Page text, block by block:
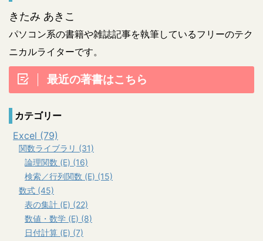
きたみ あきこ
パソコン系の書籍や雑誌記事を執筆しているフリーのテク
ニカルライターです。
最近の著書はこちら
カテゴリー
Excel (79)
関数ライブラリ (31)
論理関数 (E) (16)
検索／行列関数 (E) (15)
数式 (45)
表の集計 (E) (22)
数値・数学 (E) (8)
日付計算 (E) (7)